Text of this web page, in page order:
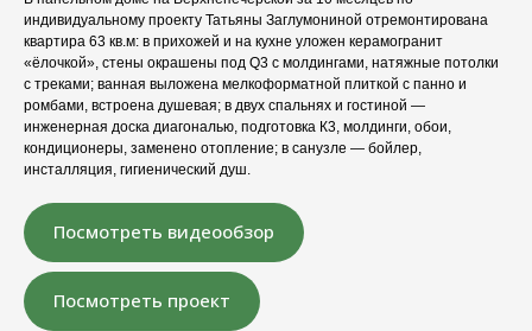
индивидуальному проекту Татьяны Заглумониной отремонтирована
квартира 63 кв.м: в прихожей и на кухне уложен керамогранит
«ёлочкой», стены окрашены под Q3 с молдингами, натяжные потолки
с треками; ванная выложена мелкоформатной плиткой с панно и
ромбами, встроена душевая; в двух спальнях и гостиной —
инженерная доска диагональю, подготовка К3, молдинги, обои,
кондиционеры, заменено отопление; в санузле — бойлер,
инсталляция, гигиенический душ.
Посмотреть видеообзор
Посмотреть проект